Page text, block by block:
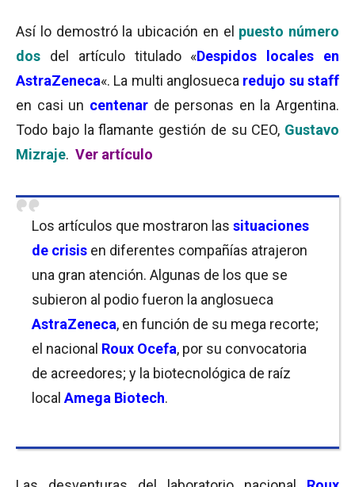
Así lo demostró la ubicación en el puesto número
dos del artículo titulado «Despidos locales en
AstraZeneca«. La multi anglosueca redujo su staff
en casi un centenar de personas en la Argentina.
Todo bajo la flamante gestión de su CEO, Gustavo
Mizraje. Ver artículo
Los artículos que mostraron las situaciones
de crisis en diferentes compañías atrajeron
una gran atención. Algunas de los que se
subieron al podio fueron la anglosueca
AstraZeneca, en función de su mega recorte;
el nacional Roux Ocefa, por su convocatoria
de acreedores; y la biotecnológica de raíz
local Amega Biotech.